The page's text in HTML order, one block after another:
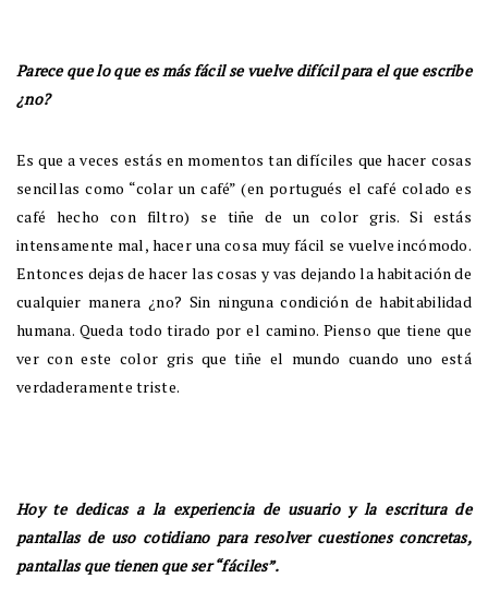
Parece que lo que es más fácil se vuelve difícil para el que escribe
¿no?
Es que a veces estás en momentos tan difíciles que hacer cosas
sencillas como “colar un café” (en portugués el café colado es
café hecho con filtro) se tiñe de un color gris. Si estás
intensamente mal, hacer una cosa muy fácil se vuelve incómodo.
Entonces dejas de hacer las cosas y vas dejando la habitación de
cualquier manera ¿no? Sin ninguna condición de habitabilidad
humana. Queda todo tirado por el camino. Pienso que tiene que
ver con este color gris que tiñe el mundo cuando uno está
verdaderamente triste.
Hoy te dedicas a la experiencia de usuario y la escritura de
pantallas de uso cotidiano para resolver cuestiones concretas,
pantallas que tienen que ser “fáciles”.